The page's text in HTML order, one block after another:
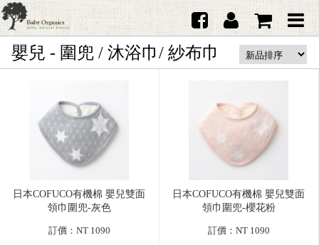
首頁
日本品牌育兒配件
韓國Merebe寶寶配件
女生
男生
嬰兒 - 圍兜 / 沐浴巾/ 紗布巾
日本COFUCO有機棉 嬰兒雙面
領巾圍兜-灰色
訂價：NT 1090
日本COFUCO有機棉 嬰兒雙面
領巾圍兜-櫻花粉
訂價：NT 1090